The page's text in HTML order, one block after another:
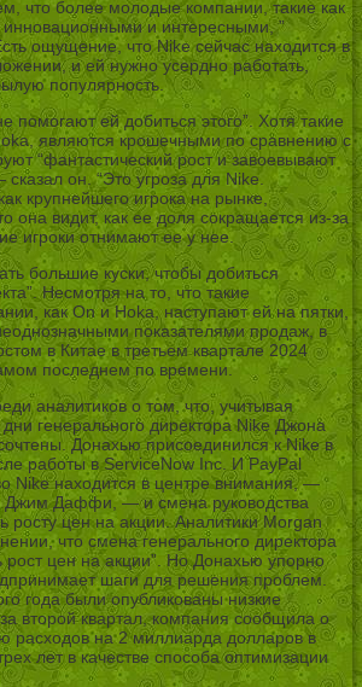
что более молодые компании, такие как
инновационными и интересными, ”
ощущение, что Nike сейчас находится в
и ей нужно усердно работать,
популярность.
помогают ей добиться этого”. Хотя такие
являются крошечными по сравнению с
“фантастический рост и завоевывают
он. “Это угроза для Nike.
крупнейшего игрока на рынке,
она видит, как ее доля сокращается из-за
игроки отнимают ее у нее.
большие куски, чтобы добиться
Несмотря на то, что такие
как On и Hoka, наступают ей на пятки,
показателями продаж, в
в Китае в третьем квартале 2024
последнем по времени.
аналитиков о том, что, учитывая
генерального директора Nike Джона
Донахью присоединился к Nike в
работы в ServiceNow Inc. И PayPal
Nike находится в центре внимания, —
Джим Даффи, — и смена руководства
росту цен на акции. Аналитики Morgan
что смена генерального директора
рост цен на акции”. Но Донахью упорно
шаги для решения проблем.
года были опубликованы низкие
второй квартал, компания сообщила о
расходов на 2 миллиарда долларов в
лет в качестве способа оптимизации